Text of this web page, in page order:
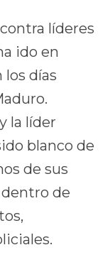
líderes
ido en
días
la líder
blanco de
de sus
de